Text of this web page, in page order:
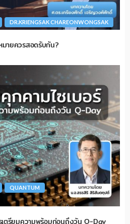
DR.KRIENGSAK CHAREONWONGSAK
มายควรสอดรับกัน?
QUANTUM
เตรียมความพร้อมก่อนถึงวัน Q-Day